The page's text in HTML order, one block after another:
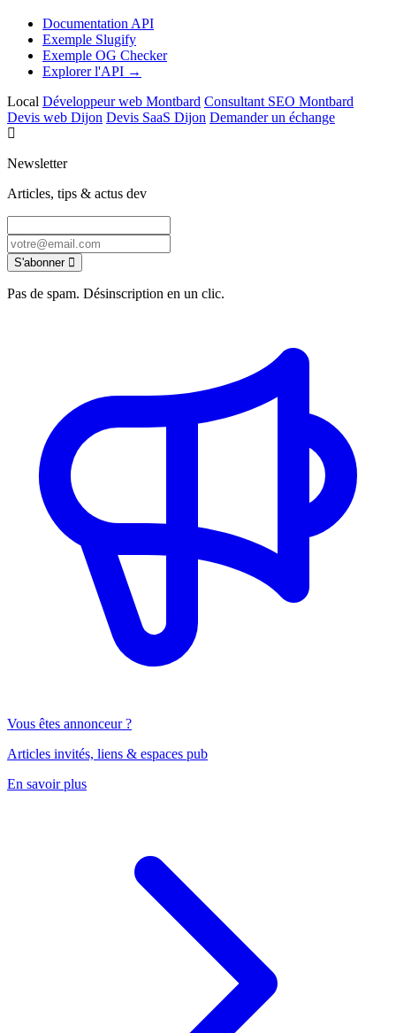
Documentation API
Exemple Slugify
Exemple OG Checker
Explorer l'API →
Local Développeur web Montbard Consultant SEO Montbard
Devis web Dijon Devis SaaS Dijon Demander un échange
Newsletter
Articles, tips & actus dev
S'abonner
Pas de spam. Désinscription en un clic.
Vous êtes annonceur ?
Articles invités, liens & espaces pub
En savoir plus